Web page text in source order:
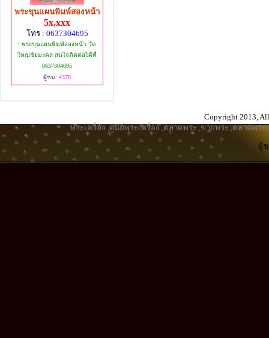
พระขุนแผนพิมพ์สองหน้า
5x,xxx
โทร : 0637304695
! พระขุนแผนพิมพ์สองหน้า วัด
ใหญ่ชัยมงคล สนใจติดต่อได้ที่
0637304695
ผู้ชม: 4370
Copyright 2013,
พระเครื่อง ,ศูนย์พระเครื่อง,ตลาดพระ ,ขายพระ ,ตลาดพระ
ผู้